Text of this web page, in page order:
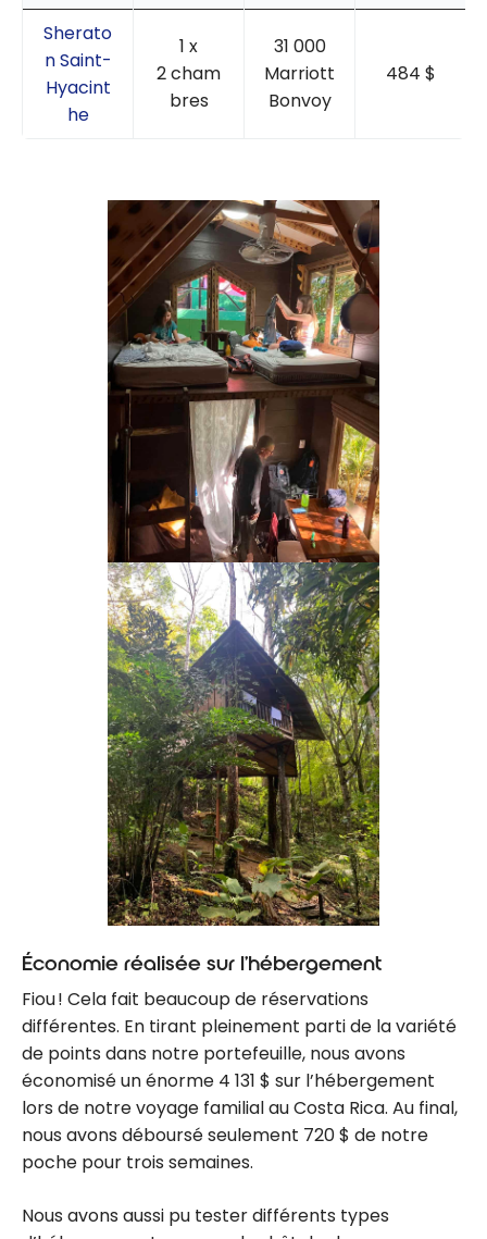
Sherato
n Saint-
Hyacint
he
1 x
2 cham
bres
31 000
Marriott
Bonvoy
484 $
Économie réalisée sur l’hébergement
Fiou ! Cela fait beaucoup de réservations
différentes. En tirant pleinement parti de la variété
de points dans notre portefeuille, nous avons
économisé un énorme 4 131 $ sur l’hébergement
lors de notre voyage familial au Costa Rica. Au final,
nous avons déboursé seulement 720 $ de notre
poche pour trois semaines.
Nous avons aussi pu tester différents types